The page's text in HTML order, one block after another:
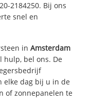
2184250. Bij ons
snel en
inAmsterdam
bel ons. De
elke dag bij u in de
of zonnepanelen te